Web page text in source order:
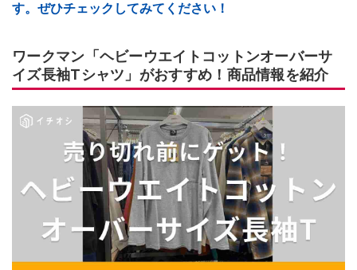
す。ぜひチェックしてみてください！
ワークマン「ヘビーウエイトコットンオーバーサ
イズ長袖Tシャツ」がおすすめ！商品情報を紹介